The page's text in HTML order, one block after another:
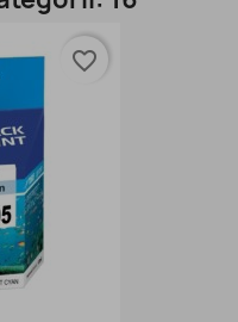
favorite_border